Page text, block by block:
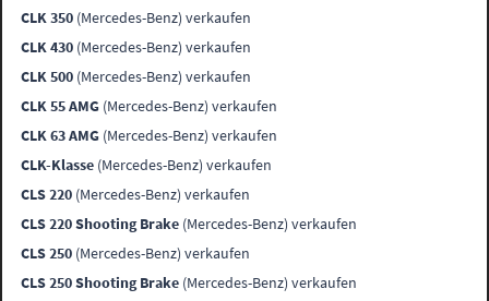
CLK 350 (Mercedes-Benz) verkaufen
CLK 430 (Mercedes-Benz) verkaufen
CLK 500 (Mercedes-Benz) verkaufen
CLK 55 AMG (Mercedes-Benz) verkaufen
CLK 63 AMG (Mercedes-Benz) verkaufen
CLK-Klasse (Mercedes-Benz) verkaufen
CLS 220 (Mercedes-Benz) verkaufen
CLS 220 Shooting Brake (Mercedes-Benz) verkaufen
CLS 250 (Mercedes-Benz) verkaufen
CLS 250 Shooting Brake (Mercedes-Benz) verkaufen